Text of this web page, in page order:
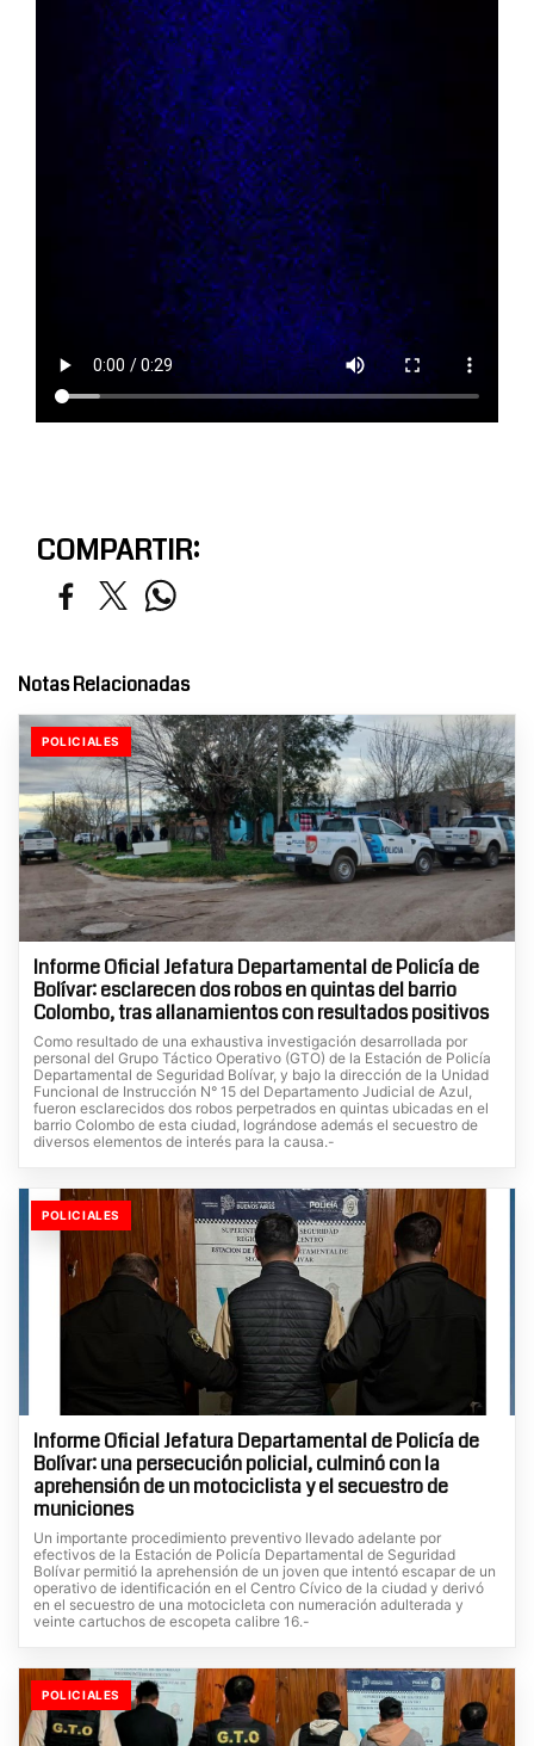
COMPARTIR:
Notas Relacionadas
POLICIALES
Informe Oficial Jefatura Departamental de Policía de
Bolívar: esclarecen dos robos en quintas del barrio
Colombo, tras allanamientos con resultados positivos
Como resultado de una exhaustiva investigación desarrollada por
personal del Grupo Táctico Operativo (GTO) de la Estación de Policía
Departamental de Seguridad Bolívar, y bajo la dirección de la Unidad
Funcional de Instrucción N° 15 del Departamento Judicial de Azul,
fueron esclarecidos dos robos perpetrados en quintas ubicadas en el
barrio Colombo de esta ciudad, lográndose además el secuestro de
diversos elementos de interés para la causa.-
POLICIALES
Informe Oficial Jefatura Departamental de Policía de
Bolívar: una persecución policial, culminó con la
aprehensión de un motociclista y el secuestro de
municiones
Un importante procedimiento preventivo llevado adelante por
efectivos de la Estación de Policía Departamental de Seguridad
Bolívar permitió la aprehensión de un joven que intentó escapar de un
operativo de identificación en el Centro Cívico de la ciudad y derivó
en el secuestro de una motocicleta con numeración adulterada y
veinte cartuchos de escopeta calibre 16.-
POLICIALES